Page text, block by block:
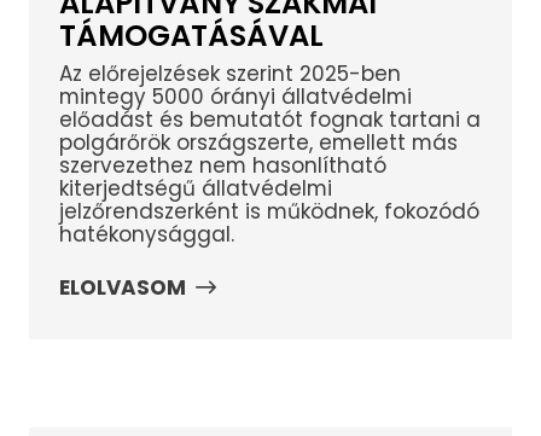
TÁMOGATÁSÁVAL
Az előrejelzések szerint 2025-ben
mintegy 5000 órányi állatvédelmi
előadást és bemutatót fognak tartani a
polgárőrök országszerte, emellett más
szervezethez nem hasonlítható
kiterjedtségű állatvédelmi
jelzőrendszerként is működnek, fokozódó
hatékonysággal.
ELOLVASOM